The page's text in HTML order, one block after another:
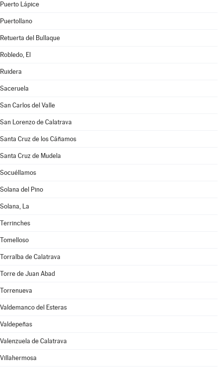
Puerto Lápice
Puertollano
Retuerta del Bullaque
Robledo, El
Ruidera
Saceruela
San Carlos del Valle
San Lorenzo de Calatrava
Santa Cruz de los Cáñamos
Santa Cruz de Mudela
Socuéllamos
Solana del Pino
Solana, La
Terrinches
Tomelloso
Torralba de Calatrava
Torre de Juan Abad
Torrenueva
Valdemanco del Esteras
Valdepeñas
Valenzuela de Calatrava
Villahermosa